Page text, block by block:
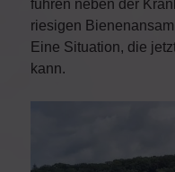
führen neben der
riesigen
Eine Situation, die
kann.